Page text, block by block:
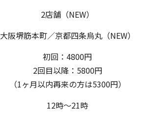
2店舗（NEW）
大阪堺筋本町／京都四条烏丸（NEW）
初回：4800円
2回目以降：5800円
（1ヶ月以内再来の方は5300円）
12時〜21時